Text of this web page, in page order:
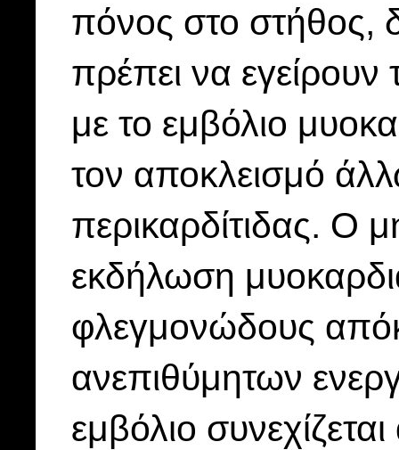
πόνος στο στήθος,
πρέπει να
με το εμβόλιο
τον αποκλεισμό
περικαρδίτιδας. Ο
εκδήλωση
φλεγμονώδους
ανεπιθύμητων
εμβόλιο